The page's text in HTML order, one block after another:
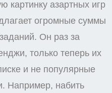
картинку азартных игр
огромные суммы
Он раз за
только теперь их
и не популярные
Например, набить